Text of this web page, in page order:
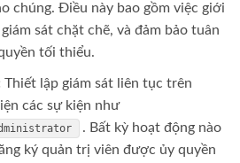
chúng. Điều này bao gồm việc giới
sát chặt chẽ, và đảm bảo tuân
tối thiểu.
Thiết lập giám sát liên tục trên
các sự kiện như
. Bất kỳ hoạt động nào
ký quản trị viên được ủy quyền